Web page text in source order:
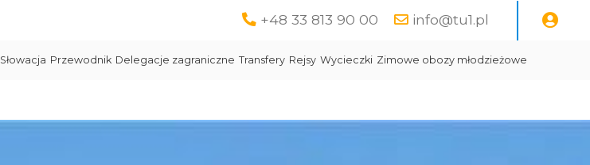
+48 33 813 90 00 info@tu1.pl
Słowacja Przewodnik Delegacje zagraniczne Transfery Rejsy Wycieczki Zimowe obozy młodzieżowe